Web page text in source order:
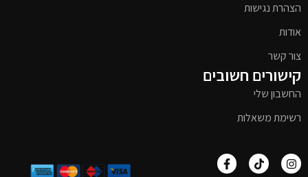
הצהרת נגישות
אודות
צור קשר
קישורים חשובים
החשבון שלי
רשימת משאלות